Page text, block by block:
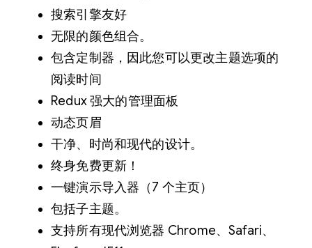
搜索引擎友好
无限的颜色组合。
包含定制器，因此您可以更改主题选项的
阅读时间
Redux 强大的管理面板
动态页眉
干净、时尚和现代的设计。
终身免费更新！
一键演示导入器（7 个主页）
包括子主题。
支持所有现代浏览器 Chrome、Safari、